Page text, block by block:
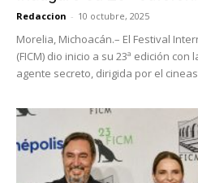
Redaccion - 10 octubre, 2025
Morelia, Michoacán.– El Festival
(FICM) dio inicio a su 23ª edición
agente secreto, dirigida por el